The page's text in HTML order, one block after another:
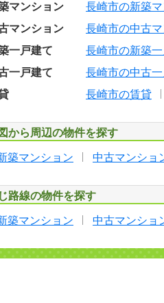
マンション 長崎市の新築
マンション
長崎市の中古
一戸建て
長崎市の新築
一戸建て
長崎市の中古
長崎市の賃貸
から周辺の物件を探す
築マンション 中古マンショ
路線の物件を探す
築マンション 中古マンショ